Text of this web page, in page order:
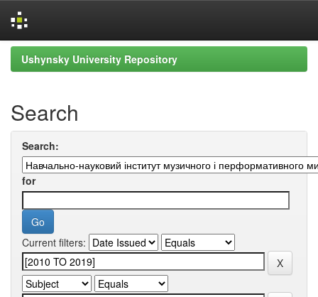
Skip
navigation
Ushynsky University Repository
Search
Search:
for
Current filters: